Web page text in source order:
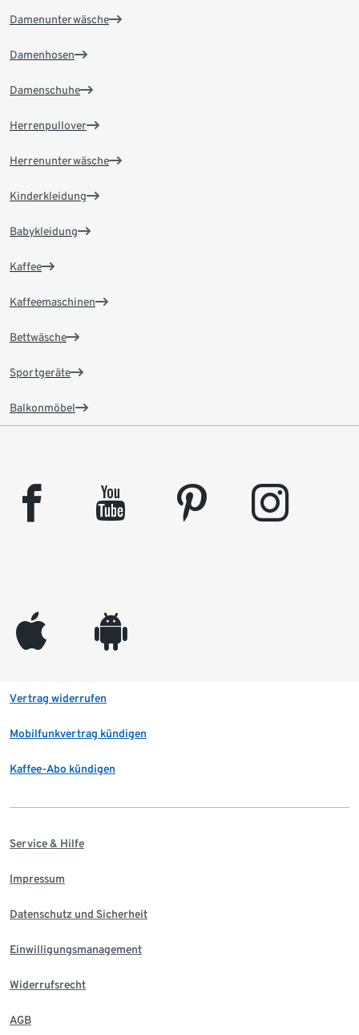
Damenunterwäsche
Damenhosen
Damenschuhe
Herrenpullover
Herrenunterwäsche
Kinderkleidung
Babykleidung
Kaffee
Kaffeemaschinen
Bettwäsche
Sportgeräte
Balkonmöbel
facebook youtube pinterest instagram
appleinc android
Vertrag widerrufen
Mobilfunkvertrag kündigen
Kaffee-Abo kündigen
Service & Hilfe
Impressum
Datenschutz und Sicherheit
Einwilligungsmanagement
Widerrufsrecht
AGB